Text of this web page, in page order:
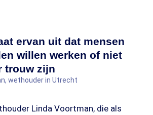
ervan uit dat mensen
willen werken of niet
trouw zijn
wethouder in Utrecht
Linda Voortman, die als